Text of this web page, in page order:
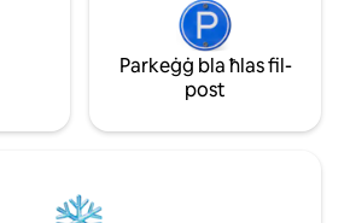
Parkeġġ bla ħlas fil-
post